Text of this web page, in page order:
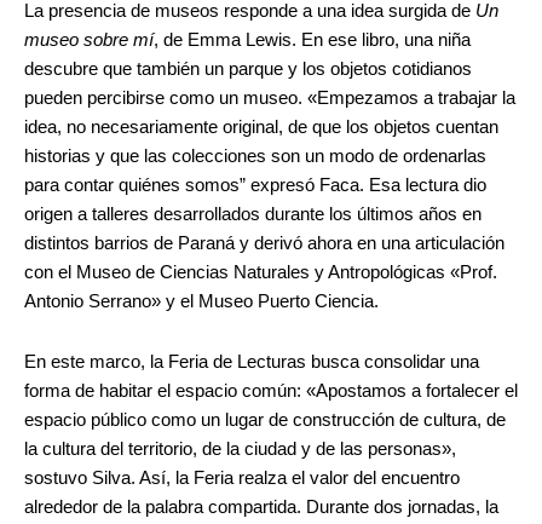
La presencia de museos responde a una idea surgida de Un
museo sobre mí, de Emma Lewis. En ese libro, una niña
descubre que también un parque y los objetos cotidianos
pueden percibirse como un museo. «Empezamos a trabajar la
idea, no necesariamente original, de que los objetos cuentan
historias y que las colecciones son un modo de ordenarlas
para contar quiénes somos” expresó Faca. Esa lectura dio
origen a talleres desarrollados durante los últimos años en
distintos barrios de Paraná y derivó ahora en una articulación
con el Museo de Ciencias Naturales y Antropológicas «Prof.
Antonio Serrano» y el Museo Puerto Ciencia.
En este marco, la Feria de Lecturas busca consolidar una
forma de habitar el espacio común: «Apostamos a fortalecer el
espacio público como un lugar de construcción de cultura, de
la cultura del territorio, de la ciudad y de las personas»,
sostuvo Silva. Así, la Feria realza el valor del encuentro
alrededor de la palabra compartida. Durante dos jornadas, la